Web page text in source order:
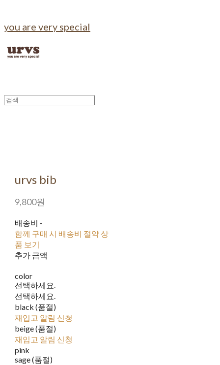
you are very special
urvs bib
9,800원
배송비 -
함께 구매 시 배송비 절약 상
품 보기
추가 금액
color
선택하세요.
선택하세요.
black (품절)
재입고 알림 신청
beige (품절)
재입고 알림 신청
pink
sage (품절)